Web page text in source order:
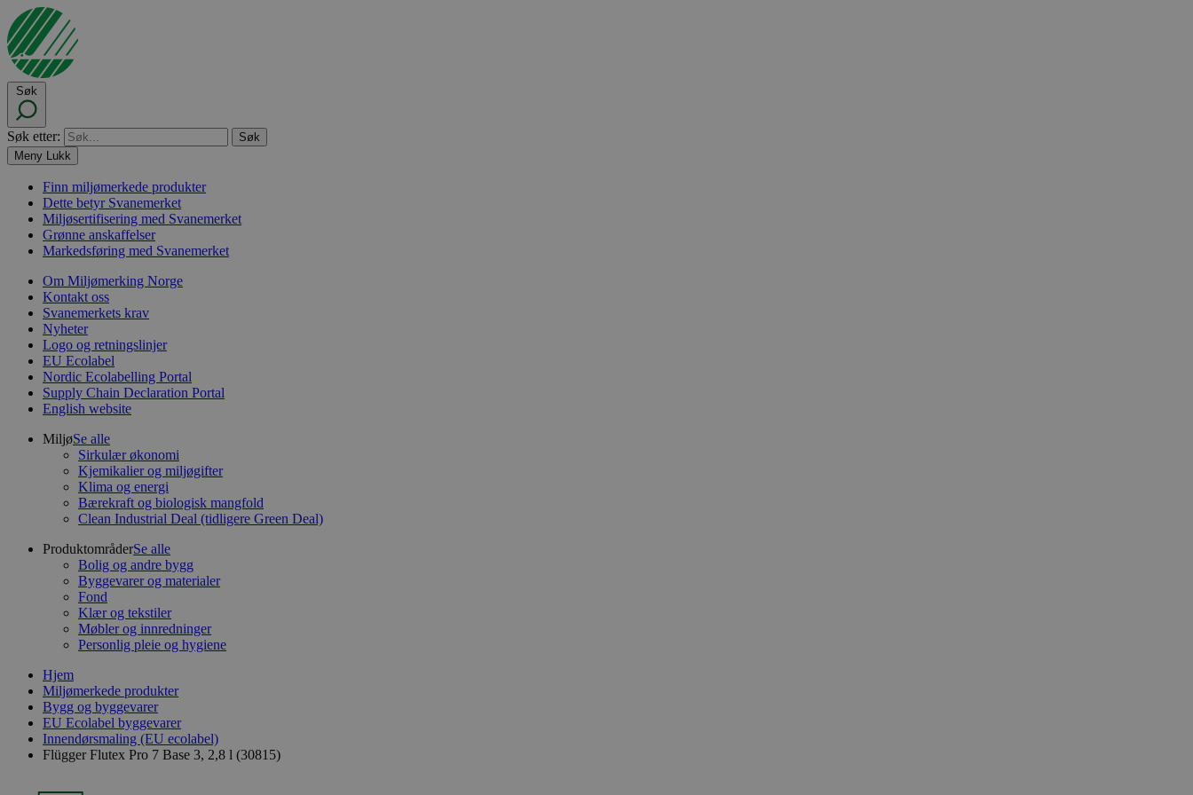
Søk
Søk etter:
Meny Lukk
Finn miljømerkede produkter
Dette betyr Svanemerket
Miljøsertifisering med Svanemerket
Grønne anskaffelser
Markedsføring med Svanemerket
Om Miljømerking Norge
Kontakt oss
Svanemerkets krav
Nyheter
Logo og retningslinjer
EU Ecolabel
Nordic Ecolabelling Portal
Supply Chain Declaration Portal
English website
MiljøSe alle
Sirkulær økonomi
Kjemikalier og miljøgifter
Klima og energi
Bærekraft og biologisk mangfold
Clean Industrial Deal (tidligere Green Deal)
ProduktområderSe alle
Bolig og andre bygg
Byggevarer og materialer
Fond
Klær og tekstiler
Møbler og innredninger
Personlig pleie og hygiene
Hjem
Miljømerkede produkter
Bygg og byggevarer
EU Ecolabel byggevarer
Innendørsmaling (EU ecolabel)
Flügger Flutex Pro 7 Base 3, 2,8 l (30815)